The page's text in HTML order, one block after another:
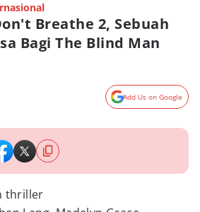
Breathe 2, Sebuah
Bagi The Blind Man
Add Us on Google
thriller